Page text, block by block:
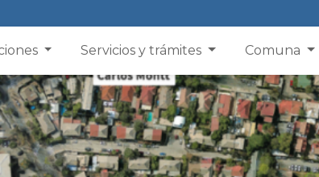
Servicios y trámites Comuna